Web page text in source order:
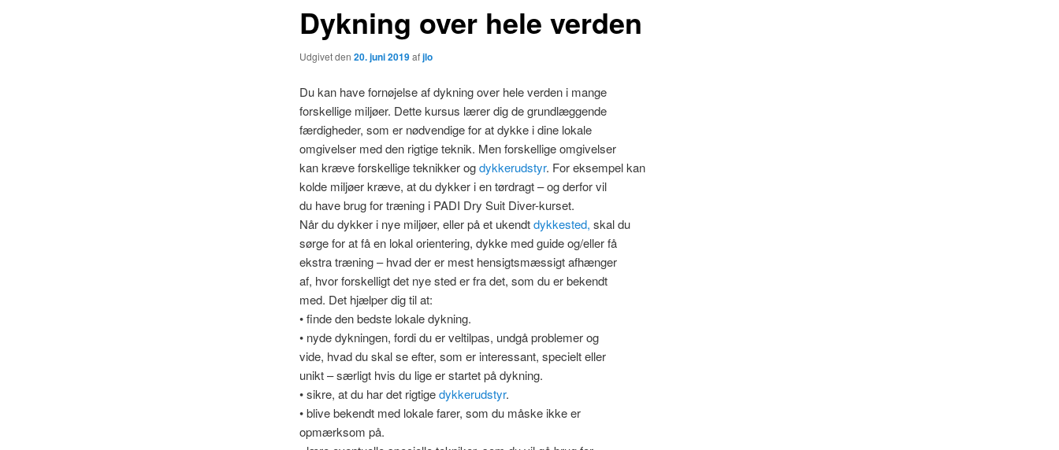
Dykning over hele verden
Udgivet den 20. juni 2019afjlo
Du kan have fornøjelse af dykning over hele verden i mange
forskellige miljøer. Dette kursus lærer dig de grundlæggende
færdigheder, som er nødvendige for at dykke i dine lokale
omgivelser med den rigtige teknik. Men forskellige omgivelser
kan kræve forskellige teknikker ogdykkerudstyr. For eksempel kan
kolde miljøer kræve, at du dykker i en tørdragt – og derfor vil
du have brug for træning i PADI Dry Suit Diver-kurset.
Når du dykker i nye miljøer, eller på et ukendtdykkested, skal du
sørge for at få en lokal orientering, dykke med guide og/eller få
ekstra træning – hvad der er mest hensigtsmæssigt afhænger
af, hvor forskelligt det nye sted er fra det, som du er bekendt
med. Det hjælper dig til at:
• finde den bedste lokale dykning.
• nyde dykningen, fordi du er veltilpas, undgå problemer og
vide, hvad du skal se efter, som er interessant, specielt eller
unikt – særligt hvis du lige er startet på dykning.
• sikre, at du har det rigtigedykkerudstyr.
• blive bekendt med lokale farer, som du måske ikke er
opmærksom på.